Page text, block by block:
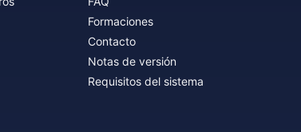
Formaciones
Contacto
Notas de versión
Requisitos del sistema